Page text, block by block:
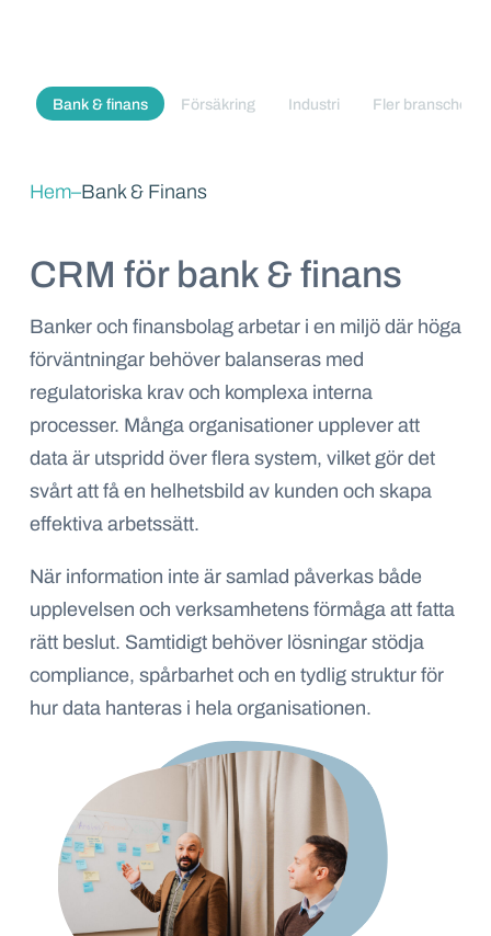
Bank & finans Försäkring Industri Fler branscher
Hem–Bank & Finans
CRM för bank & finans
Banker och finansbolag arbetar i en miljö där höga
förväntningar behöver balanseras med
regulatoriska krav och komplexa interna
processer. Många organisationer upplever att
data är utspridd över flera system, vilket gör det
svårt att få en helhetsbild av kunden och skapa
effektiva arbetssätt.
När information inte är samlad påverkas både
upplevelsen och verksamhetens förmåga att fatta
rätt beslut. Samtidigt behöver lösningar stödja
compliance, spårbarhet och en tydlig struktur för
hur data hanteras i hela organisationen.